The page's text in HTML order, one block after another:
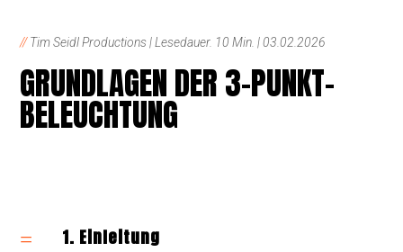
// Tim Seidl Productions | Lesedauer. 10 Min. | 03.02.2026
GRUNDLAGEN DER 3-PUNKT-
BELEUCHTUNG
= 1. Einleitung